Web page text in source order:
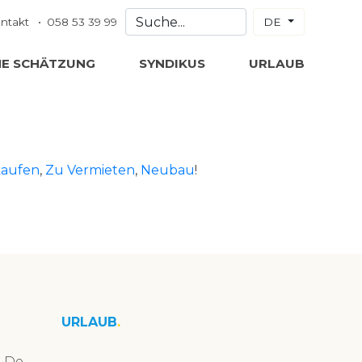
058 53 39 99 DE
SCHÄTZUNG SYNDIKUS URLAUB
, Zu Vermieten, Neubau!
URLAUB